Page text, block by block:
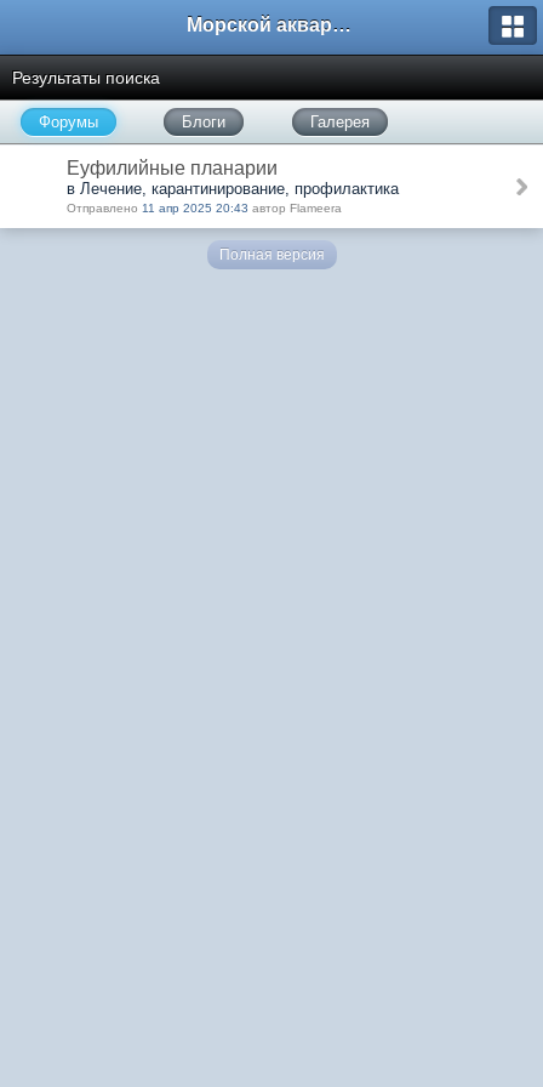
Морской аквариум. Форумы ReefCentral.ru
Результаты поиска
Форумы Блоги Галерея
Еуфилийные планарии
в Лечение, карантинирование, профилактика
Отправлено 11 апр 2025 20:43 автор Flameera
Полная версия